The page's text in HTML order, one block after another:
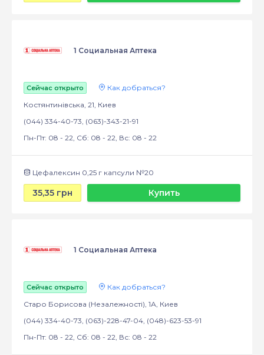
1 Социальная Аптека
Сейчас открыто
Как добраться?
Костянтинівська, 21, Киев
(044) 334-40-73, (063)-343-21-91
Пн-Пт: 08 - 22, Сб: 08 - 22, Вс: 08 - 22
Цефалексин 0,25 г капсули №20
35,35 грн Купить
1 Социальная Аптека
Сейчас открыто
Как добраться?
Старо Борисова (Незалежності), 1А, Киев
(044) 334-40-73, (063)-228-47-04, (048)-623-53-91
Пн-Пт: 08 - 22, Сб: 08 - 22, Вс: 08 - 22